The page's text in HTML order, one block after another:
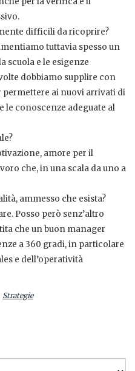
difficili da ricoprire?
tuttavia spesso un
scuola e le esigenze
dobbiamo supplire con
ai nuovi arrivati di
le conoscenze adeguate al
amore per il
che, in una scala da uno a
ammesso che esista?
Posso però senz’altro
che un buon manager
a 360 gradi, in particolare
e dell’operatività
Strategie